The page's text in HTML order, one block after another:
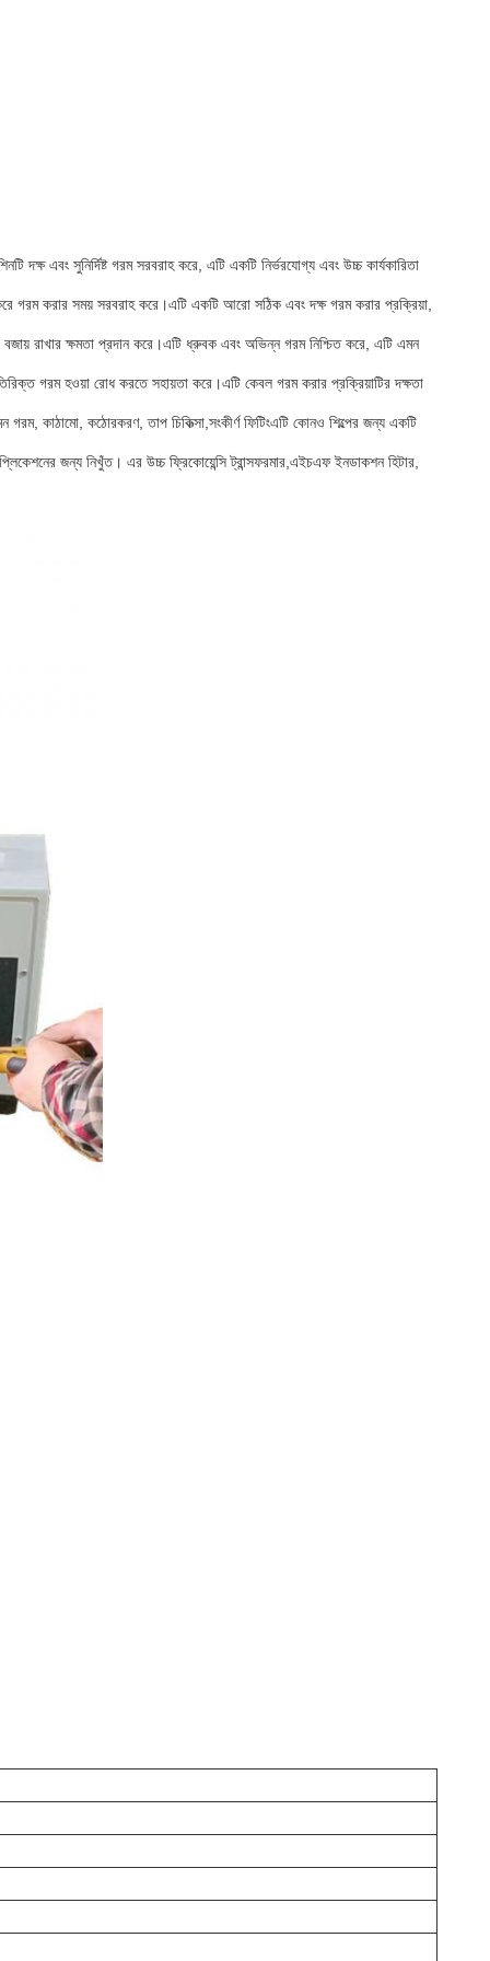
দক্ষ এবং সুনির্দিষ্ট গরম সরবরাহ করে, এটি একটি নির্ভরযোগ্য এবং উচ্চ কার্যকারিতা
গরম করার সময় সরবরাহ করে।এটি একটি আরো সঠিক এবং দক্ষ গরম করার প্রক্রিয়া,
বজায় রাখার ক্ষমতা প্রদান করে।এটি ধ্রুবক এবং অভিন্ন গরম নিশ্চিত করে, এটি এমন
গরম হওয়া রোধ করতে সহায়তা করে।এটি কেবল গরম করার প্রক্রিয়াটির দক্ষতা
কাঠামো, কঠোরকরণ, তাপ চিকিত্সা,সংকীর্ণ ফিটিংএটি কোনও শিল্পের জন্য একটি
জন্য নিখুঁত। এর উচ্চ ফ্রিকোয়েন্সি ট্রান্সফরমার,এইচএফ ইনডাকশন হিটার,